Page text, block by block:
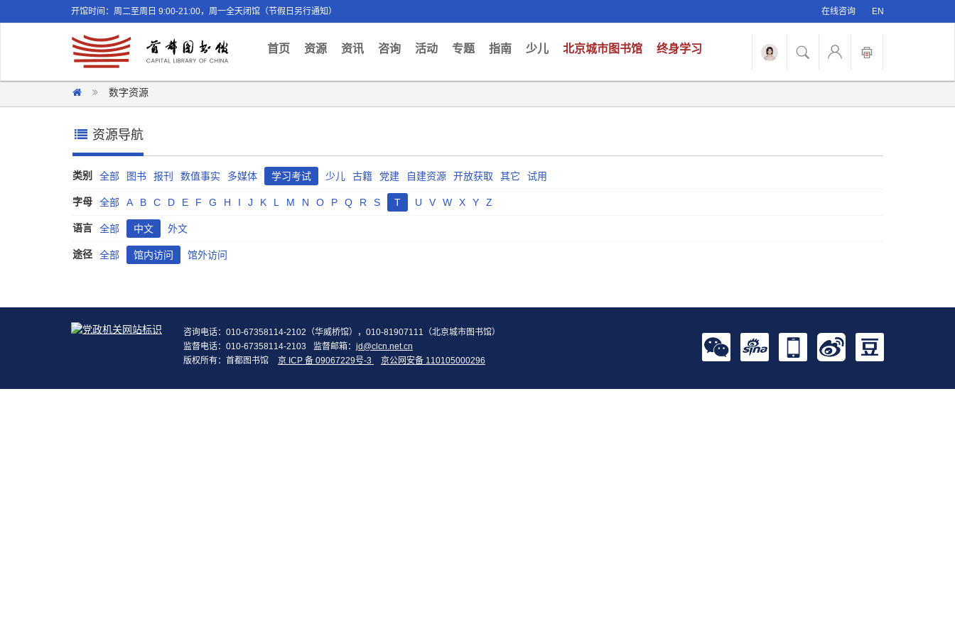
开馆时间：周二至周日 9:00-21:00，周一全天闭馆（节假日另行通知） 在线咨询 EN
首页(current)
资源 资讯 咨询 活动 专题 指南 少儿 北京城市图书馆 终身学习
数字资源
资源导航
类别 全部 图书 报刊 数值事实 多媒体 学习考试 少儿 古籍 党建 自建资源 开放获取 其它 试用
字母 全部 A B C D E F G H I J K L M N O P Q R S T U V W X Y Z
语言 全部 中文 外文
途径 全部 馆内访问 馆外访问
咨询电话：010-67358114-2102（华威桥馆），010-81907111（北京城市图书馆）
监督电话：010-67358114-2103
监督邮箱： jd@clcn.net.cn
版权所有：首都图书馆
京 ICP 备 09067229号-3 京公网安备 110105000296